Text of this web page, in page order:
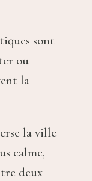
sont
ou
la
la ville
calme,
deux